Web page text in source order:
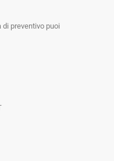
preventivo puoi